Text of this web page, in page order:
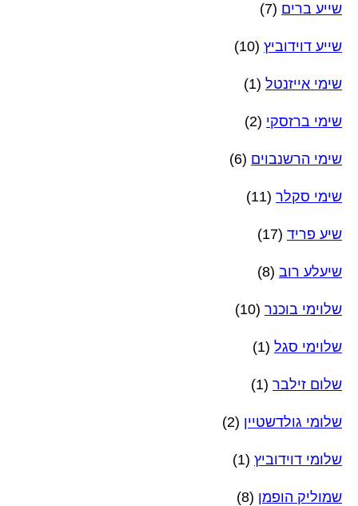
שייע ברים (7)
שייע דוידוביץ (10)
שימי אייזנטל (1)
שימי ברזסקי (2)
שימי הרשנבוים (6)
שימי סקלר (11)
שיע פריד (17)
שיעלע רוב (8)
שלוימי בוכנר (10)
שלוימי סגל (1)
שלום זילבר (1)
שלומי גולדשטיין (2)
שלומי דוידוביץ (1)
שמוליק הופמן (8)